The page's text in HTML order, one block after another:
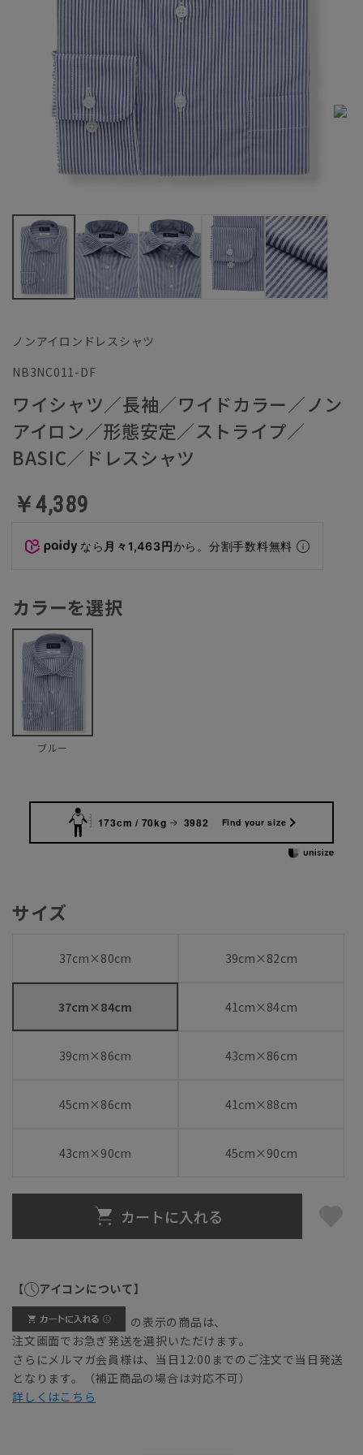
ノンアイロンドレスシャツ
NB3NC011-DF
ワイシャツ／長袖／ワイドカラー／ノン
アイロン／形態安定／ストライプ／
BASIC／ドレスシャツ
￥4,389
なら 月々1,463円から。分割手数料無料
カラーを選択
ブルー
173cm / 70kg 3982 Find your size
サイズ
37cm×80cm 39cm×82cm
37cm×84cm 41cm×84cm
39cm×86cm 43cm×86cm
45cm×86cm 41cm×88cm
43cm×90cm 45cm×90cm
カートに入れる
【 アイコンについて】
の表示の商品は、
注文画面でお急ぎ発送を選択いただけます。
さらにメルマガ会員様は、当日12:00までのご注文で当日発送
となります。（補正商品の場合は対応不可）
詳しくはこちら